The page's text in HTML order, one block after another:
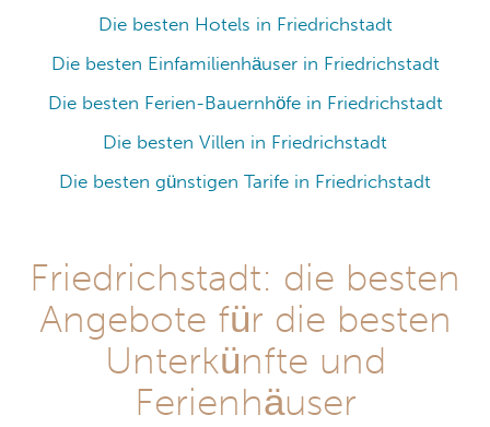
Die besten Hotels in Friedrichstadt
Die besten Einfamilienhäuser in Friedrichstadt
Die besten Ferien-Bauernhöfe in Friedrichstadt
Die besten Villen in Friedrichstadt
Die besten günstigen Tarife in Friedrichstadt
Friedrichstadt: die besten
Angebote für die besten
Unterkünfte und
Ferienhäuser